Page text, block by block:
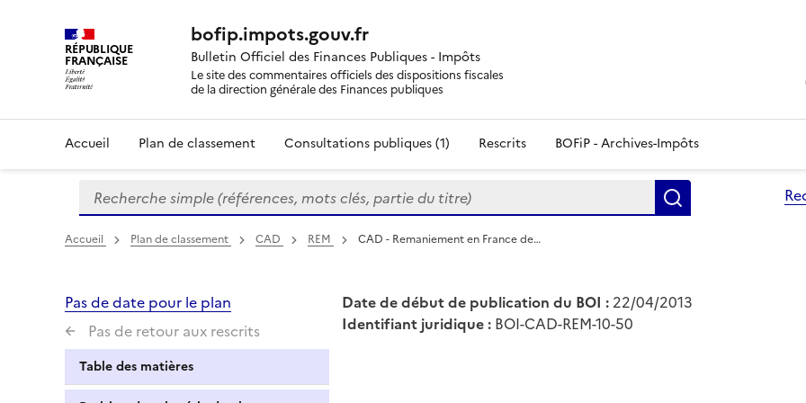
RÉPUBLIQUE
FRANÇAISE
bofip.impots.gouv.fr
Bulletin Officiel des Finances Publiques - Impôts
Le site des commentaires officiels des dispositions fiscales
de la direction générale des Finances publiques
Accueil Plan de classement Consultations publiques (1) Rescrits BOFiP - Archives-Impôts
Formulaire
de
recherche
Recherche simple (références, mots clés, partie du titre)
Accueil Plan de classement CAD REM CAD - Remaniement en France de…
Pas de date pour le plan
Pas de retour aux rescrits
Table des matières
Date de début de publication du BOI : 22/04/2013
Identifiant juridique : BOI-CAD-REM-10-50